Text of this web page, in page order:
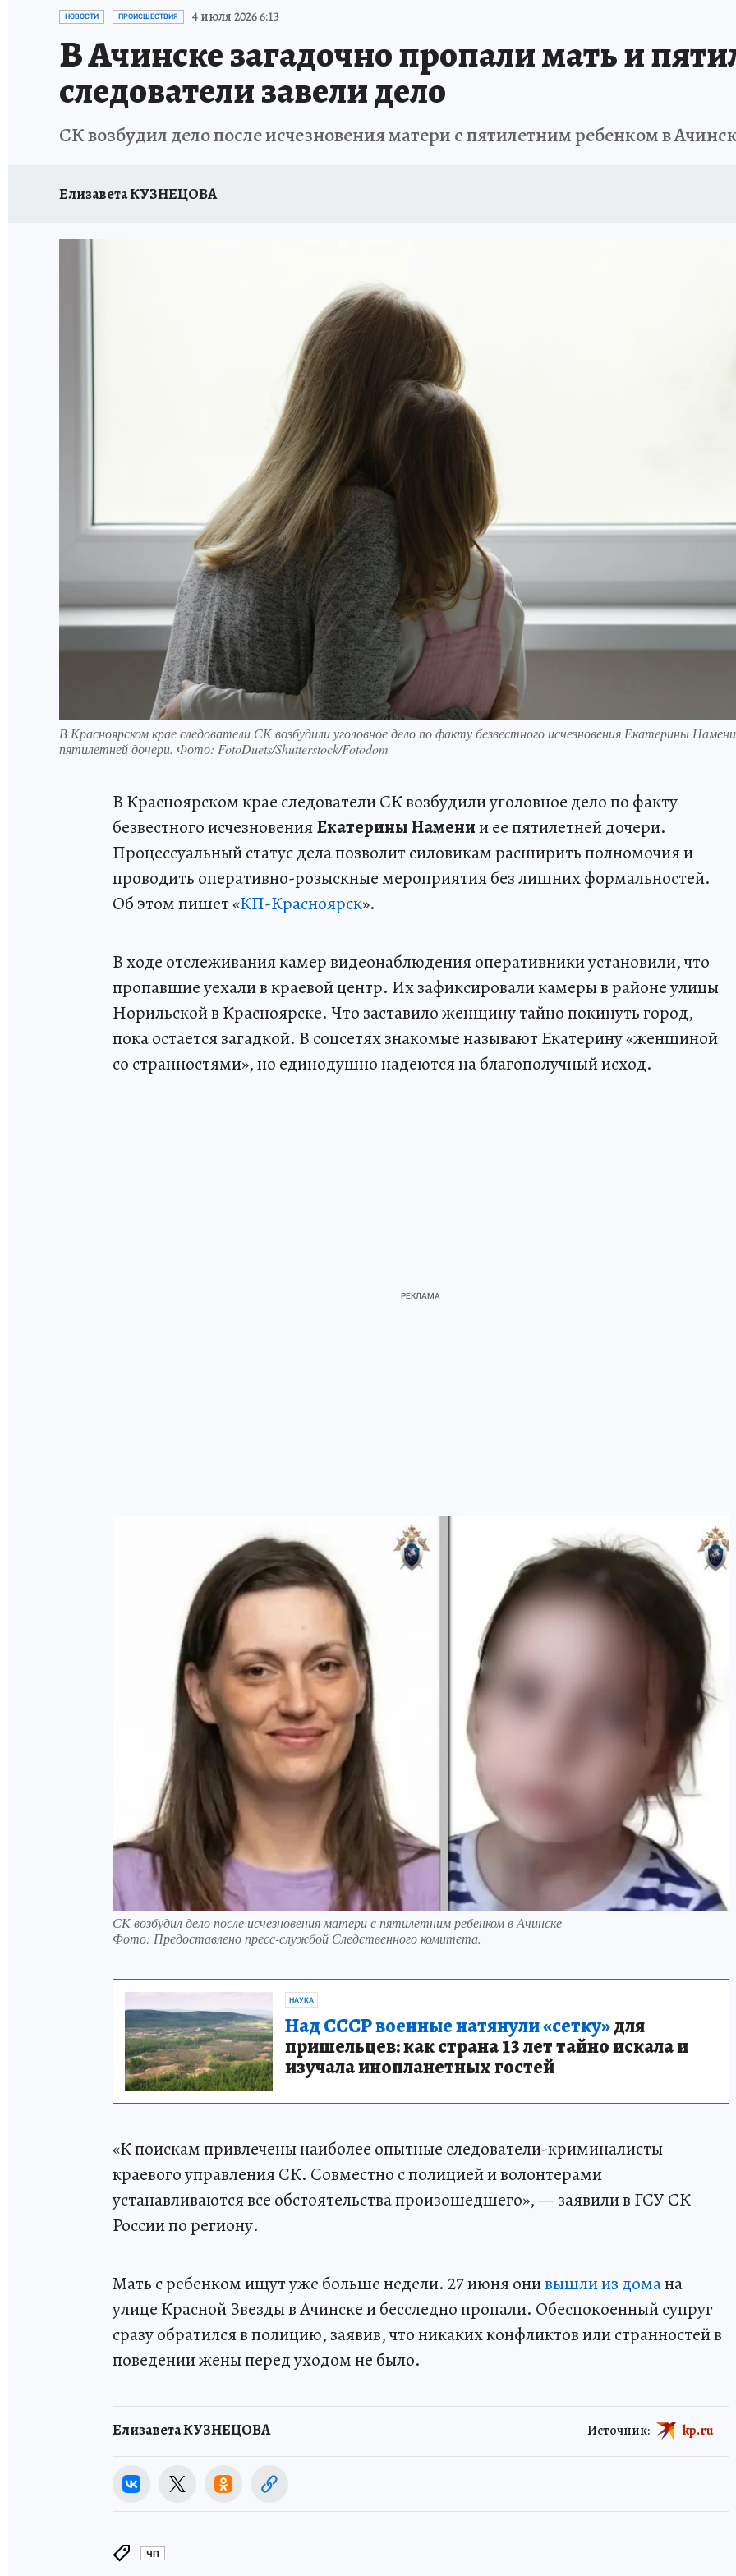
ИСПЫТАНО НА СЕБЕ
НОВОСТИ ПРОИСШЕСТВИЯ 4 июля 2026 6:13
В Ачинске загадочно пропали мать и
следователи завели дело
СК возбудил дело после исчезновения матери с пятилетним ребенком в
Елизавета КУЗНЕЦОВА
В Красноярском крае следователи СК возбудили уголовное дело по факту безвестного исчезновения Екатерины
пятилетней дочери. Фото: FotoDuets/Shutterstock/Fotodom
В Красноярском крае следователи СК возбудили уголовное дело по факту
безвестного исчезновенияЕкатерины Намении ее пятилетней дочери.
Процессуальный статус дела позволит силовикам расширить полномочия и
проводить оперативно-розыскные мероприятия без лишних формальностей.
Об этом пишет «КП-Красноярск».
В ходе отслеживания камер видеонаблюдения оперативники установили, что
пропавшие уехали в краевой центр. Их зафиксировали камеры в районе улицы
Норильской в Красноярске. Что заставило женщину тайно покинуть город,
пока остается загадкой. В соцсетях знакомые называют Екатерину «женщиной
со странностями», но единодушно надеются на благополучный исход.
СК возбудил дело после исчезновения матери с пятилетним ребенком в Ачинске
Фото: Предоставлено пресс-службой Следственного комитета.
НАУКА
Над СССР военные натянули «сетку»для
пришельцев: как страна 13 лет тайно искала и
изучала инопланетных гостей
«К поискам привлечены наиболее опытные следователи-криминалисты
краевого управления СК. Совместно с полицией и волонтерами
устанавливаются все обстоятельства произошедшего», — заявили в ГСУ СК
России по региону.
Мать с ребенком ищут уже больше недели. 27 июня онивышли из домана
улице Красной Звезды в Ачинске и бесследно пропали. Обеспокоенный супруг
сразу обратился в полицию, заявив, что никаких конфликтов или странностей в
поведении жены перед уходом не было.
Елизавета КУЗНЕЦОВА Источник: kp.ru
ЧП